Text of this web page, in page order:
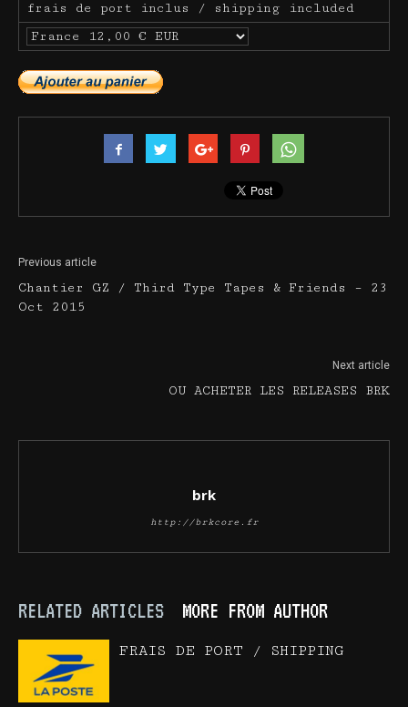
frais de port inclus / shipping included
Previous article
Chantier GZ / Third Type Tapes & Friends – 23
Oct 2015
Next article
OU ACHETER LES RELEASES BRK
brk
http://brkcore.fr
RELATED ARTICLES MORE FROM AUTHOR
FRAIS DE PORT / SHIPPING